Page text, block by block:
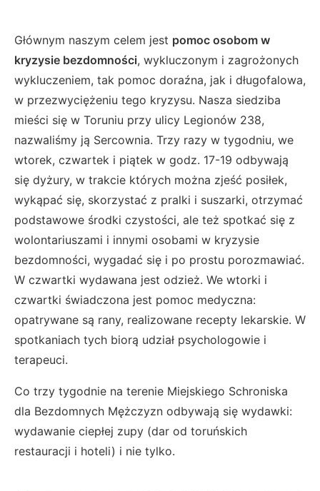
Głównym naszym celem jest pomoc osobom w
kryzysie bezdomności, wykluczonym i zagrożonych
wykluczeniem, tak pomoc doraźna, jak i długofalowa,
w przezwyciężeniu tego kryzysu. Nasza siedziba
mieści się w Toruniu przy ulicy Legionów 238,
nazwaliśmy ją Sercownia. Trzy razy w tygodniu, we
wtorek, czwartek i piątek w godz. 17-19 odbywają
się dyżury, w trakcie których można zjeść posiłek,
wykąpać się, skorzystać z pralki i suszarki, otrzymać
podstawowe środki czystości, ale też spotkać się z
wolontariuszami i innymi osobami w kryzysie
bezdomności, wygadać się i po prostu porozmawiać.
W czwartki wydawana jest odzież. We wtorki i
czwartki świadczona jest pomoc medyczna:
opatrywane są rany, realizowane recepty lekarskie. W
spotkaniach tych biorą udział psychologowie i
terapeuci.
Co trzy tygodnie na terenie Miejskiego Schroniska
dla Bezdomnych Mężczyzn odbywają się wydawki:
wydawanie ciepłej zupy (dar od toruńskich
restauracji i hoteli) i nie tylko.